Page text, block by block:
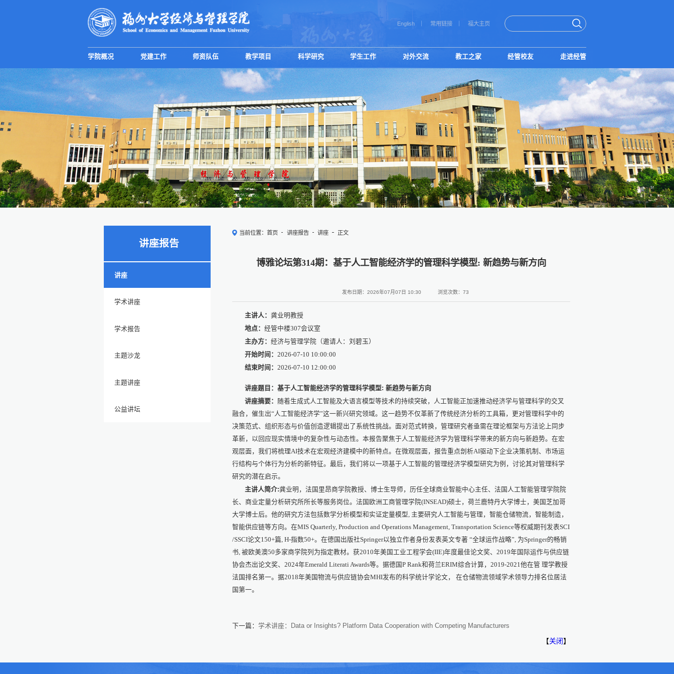
English 常用链接 福大主页
学院概况 党建工作 师资队伍 教学项目 科学研究 学生工作 对外交流 教工之家 经管校友 走进经管
讲座报告
讲座
学术讲座
学术报告
主题沙龙
主题讲座
公益讲坛
当前位置： 首页 讲座报告 讲座 正文
博雅论坛第314期：基于人工智能经济学的管理科学模型: 新趋势与新方向
发布日期：2026年07月07日 10:30 浏览次数： 73
主讲人：龚业明教授
地点：经管中楼307会议室
主办方：经济与管理学院（邀请人：刘碧玉）
开始时间：2026-07-10 10:00:00
结束时间：2026-07-10 12:00:00
讲座题目：基于人工智能经济学的管理科学模型: 新趋势与新方向
讲座摘要：
随着生成式人工智能及大语言模型等技术的持续突破，人工智能正加速推动经济学与管理科学的交叉
融合，催生出“人工智能经济学”这一新兴研究领域。这一趋势不仅革新了传统经济分析的工具箱，更对管理科学中的
决策范式、组织形态与价值创造逻辑提出了系统性挑战。面对范式转换，管理研究者亟需在理论框架与方法论上同步
革新，以回应现实情境中的复杂性与动态性。本报告聚焦于人工智能经济学为管理科学带来的新方向与新趋势。在宏
观层面，我们将梳理AI技术在宏观经济建模中的新特点。在微观层面，报告重点剖析AI驱动下企业决策机制、市场运
行结构与个体行为分析的新特征。最后，我们将以一项基于人工智能的管理经济学模型研究为例，讨论其对管理科学
研究的潜在启示。
主讲人简介:龚业明，法国里昂商学院教授、博士生导师，历任全球商业智能中心主任、法国人工智能管理学院院
长、商业定量分析研究所所长等服务岗位。法国欧洲工商管理学院(INSEAD)硕士，荷兰鹿特丹大学博士，美国芝加哥
大学博士后。他的研究方法包括数学分析模型和实证定量模型, 主要研究人工智能与管理，智能仓储物流，智能制造，
智能供应链等方向。在MIS Quarterly, Production and Operations Management, Transportation Science等权威期刊发表SCI
/SSCI论文150+篇, H-指数50+。在德国出版社Springer以独立作者身份发表英文专著 “全球运作战略”, 为Springer的畅销
书, 被欧美澳50多家商学院列为指定教材。获2010年美国工业工程学会(IIE)年度最佳论文奖、2019年国际运作与供应链
协会杰出论文奖、2024年Emerald Literati Awards等。据德国P Rank和荷兰ERIM综合计算，2019-2021他在管 理学教授
法国排名第一。据2018年美国物流与供应链协会MHI发布的科学统计学论文， 在仓储物流领域学术领导力排名位居法
国第一。
下一篇： 学术讲座：Data or Insights? Platform Data Cooperation with Competing Manufacturers
【关闭】